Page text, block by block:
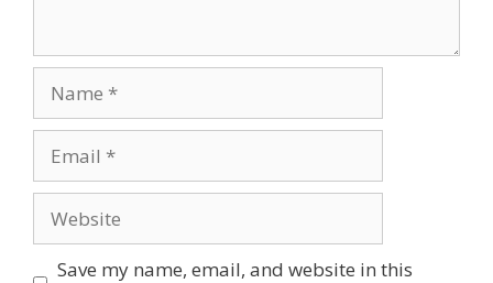
Save my name, email, and website in this